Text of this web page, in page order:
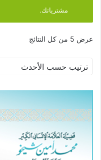
مشترياتك.
عرض ⁦5⁩ من كل النتائج
الفرز
حسب
الأحدث